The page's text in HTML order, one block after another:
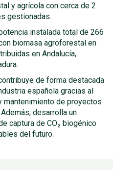
y agrícola con cerca de 2
gestionadas.
instalada total de 266
biomasa agroforestal en
en Andalucía,
de forma destacada
española gracias al
mantenimiento de proyectos
desarrolla un
captura de CO₂ biogénico
del futuro.